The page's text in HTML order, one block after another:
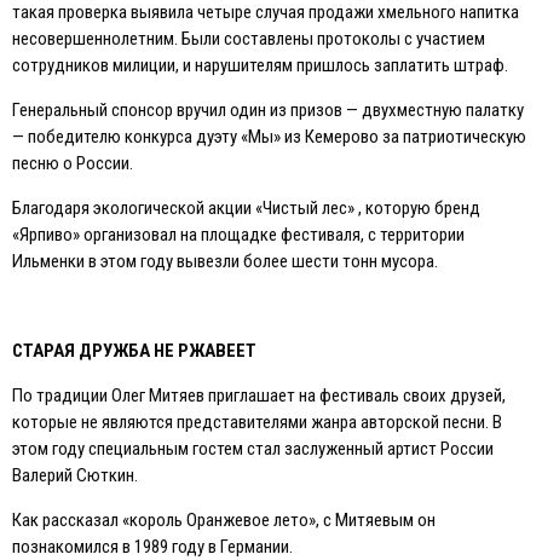
такая проверка выявила четыре случая продажи хмельного напитка
несовершеннолетним. Были составлены протоколы с участием
сотрудников милиции, и нарушителям пришлось заплатить штраф.
Генеральный спонсор вручил один из призов — двухместную палатку
— победителю конкурса дуэту «Мы» из Кемерово за патриотическую
песню о России.
Благодаря экологической акции «Чистый лес» , которую бренд
«Ярпиво» организовал на площадке фестиваля, с территории
Ильменки в этом году вывезли более шести тонн мусора.
СТАРАЯ ДРУЖБА НЕ РЖАВЕЕТ
По традиции Олег Митяев приглашает на фестиваль своих друзей,
которые не являются представителями жанра авторской песни. В
этом году специальным гостем стал заслуженный артист России
Валерий Сюткин.
Как рассказал «король Оранжевое лето», с Митяевым он
познакомился в 1989 году в Германии.